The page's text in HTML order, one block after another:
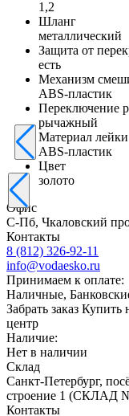
1,2
Шланг
металлический
Защита от
есть
Механизм
ABS-пластик
Переключение
рычажный
Материал лейки
ABS-пластик
Цвет
золото
Офис
С-Пб, Чкаловский
Контакты
8 (812) 326-92-11
info@vodaesko.ru
Принимаем к оплате:
Наличные,
Забрать заказ Купить
центр
Наличие:
Нет в наличии
Склад
Санкт-Петербург,
строение 1 (СКЛАД
Контакты